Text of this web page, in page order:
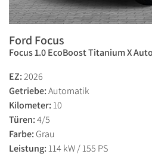
Ford Focus
Focus 1.0 EcoBoost Titanium X
EZ:2026
Getriebe:Automatik
Kilometer: 10
Türen:4/5
Farbe: Grau
Leistung: 114 kW / 155 PS